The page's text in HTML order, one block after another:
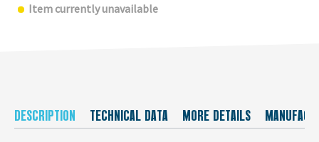
Item currently unavailable
DESCRIPTION TECHNICAL DATA MORE DETAILS